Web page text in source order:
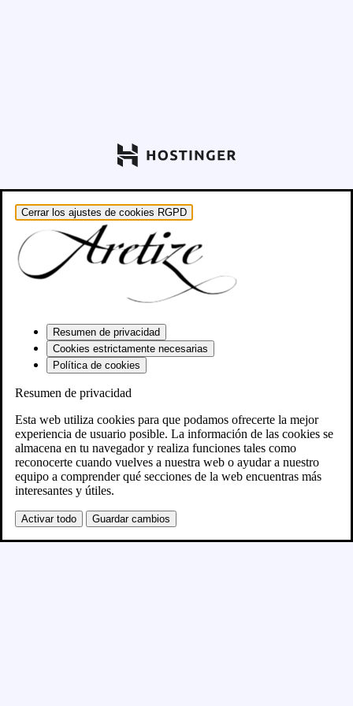
Próximamente
Se está creando el nuevo sitio WordPress y se
publicará en breve
Cerrar los ajustes de cookies RGPD
Resumen de privacidad
Cookies estrictamente necesarias
Política de cookies
Resumen de privacidad
Esta web utiliza cookies para que podamos ofrecerte la mejor
experiencia de usuario posible. La información de las cookies se
almacena en tu navegador y realiza funciones tales como
reconocerte cuando vuelves a nuestra web o ayudar a nuestro
equipo a comprender qué secciones de la web encuentras más
interesantes y útiles.
Activar todo Guardar cambios